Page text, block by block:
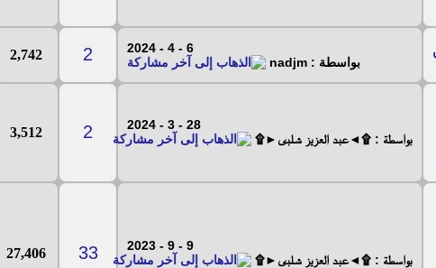
6 - 4 - 2024
بواسطة : nadjm
2
2,742
28 - 3 - 2024
بواسطة : ۩◄عبد العزيز شلبى►۩
2
3,512
9 - 9 - 2023
بواسطة : ۩◄عبد العزيز شلبى►۩
33
27,406